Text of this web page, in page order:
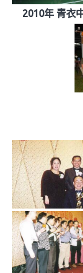
2010年 青衣